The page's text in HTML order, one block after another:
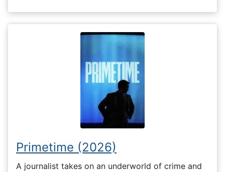
Primetime (2026)
A journalist takes on an underworld of crime and